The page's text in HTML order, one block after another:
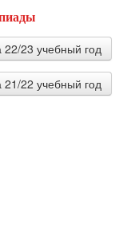
23 учебный год
Александровна
22 учебный год